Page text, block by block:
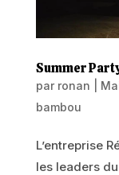
Summer
par ronan
bambou
L’entreprise
les leaders